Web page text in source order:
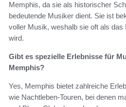
Memphis, da sie als historischer
bedeutende Musiker dient. Sie ist
voller Musik, weshalb sie oft als
wird.
Gibt es spezielle Erlebnisse für
Memphis?
Yes, Memphis bietet zahlreiche
wie Nachtleben-Touren, bei denen